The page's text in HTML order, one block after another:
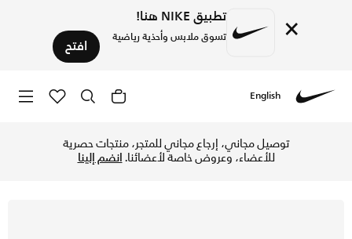
× تطبيق NIKE هنا!
تسوق ملابس وأحذية رياضية افتح
English
توصيل مجاني، إرجاع مجاني للمتجر، منتجات حصرية
للأعضاء، وعروض خاصة لأعضائنا.انضم إلينا